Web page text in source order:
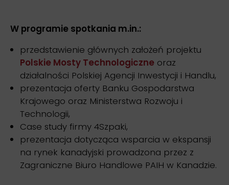
W programie spotkania m.in.:
przedstawienie głównych założeń projektu
Polskie Mosty Technologiczne oraz
działalności Polskiej Agencji Inwestycji i Handlu,
prezentacja oferty Banku Gospodarstwa
Krajowego oraz Ministerstwa Rozwoju i
Technologii,
Case study firmy 4Szpaki,
prezentacja dotycząca wsparcia w ekspansji
na rynek kanadyjski prowadzona przez z
Zagraniczne Biuro Handlowe PAIH w Kanadzie.